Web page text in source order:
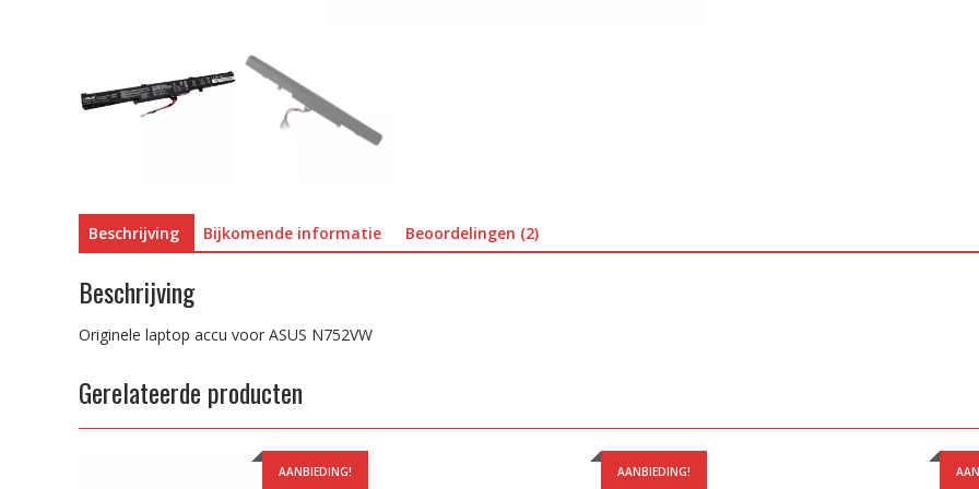
Beschrijving Bijkomende informatie Beoordelingen (2)
Beschrijving
Originele laptop accu voor ASUS N752VW
Gerelateerde producten
AANBIEDING! AANBIEDING!